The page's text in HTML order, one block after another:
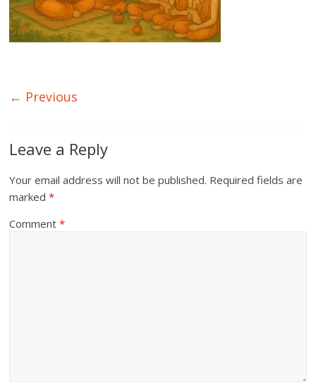
← Previous
Leave a Reply
Your email address will not be published. Required fields are
marked*
Comment*